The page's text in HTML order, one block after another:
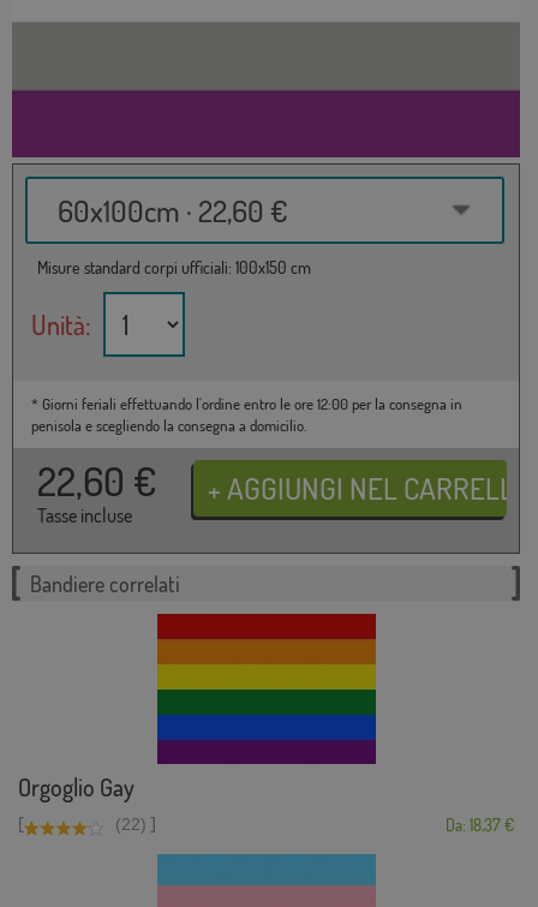
60x100cm · 22,60 €
Misure standard corpi ufficiali: 100x150 cm
Unità:
* Giorni feriali effettuando l'ordine entro le ore 12:00 per la consegna in
penisola e scegliendo la consegna a domicilio.
22,60 €
Tasse incluse
Bandiere correlati
Orgoglio Gay
[ (22) ] Da: 18,37 €